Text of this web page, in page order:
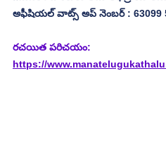
అఫీషియల్ వాట్స్ అప్ నెంబర్ : 63099
రచయిత పరిచయం:
https://